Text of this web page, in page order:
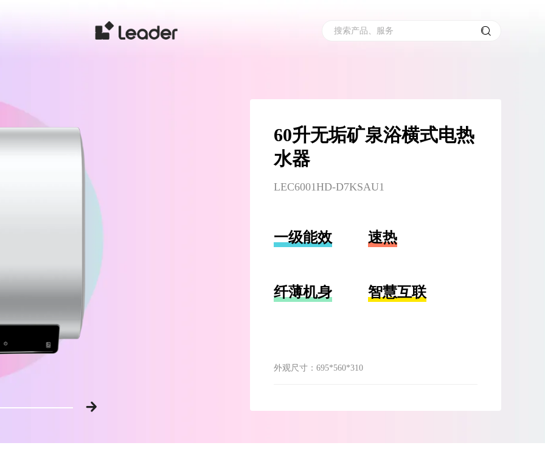
搜索产品、服务
60升无垢矿泉浴横式电热
水器
LEC6001HD-D7KSAU1
一级能效 速热
纤薄机身 智慧互联
外观尺寸：695*560*310